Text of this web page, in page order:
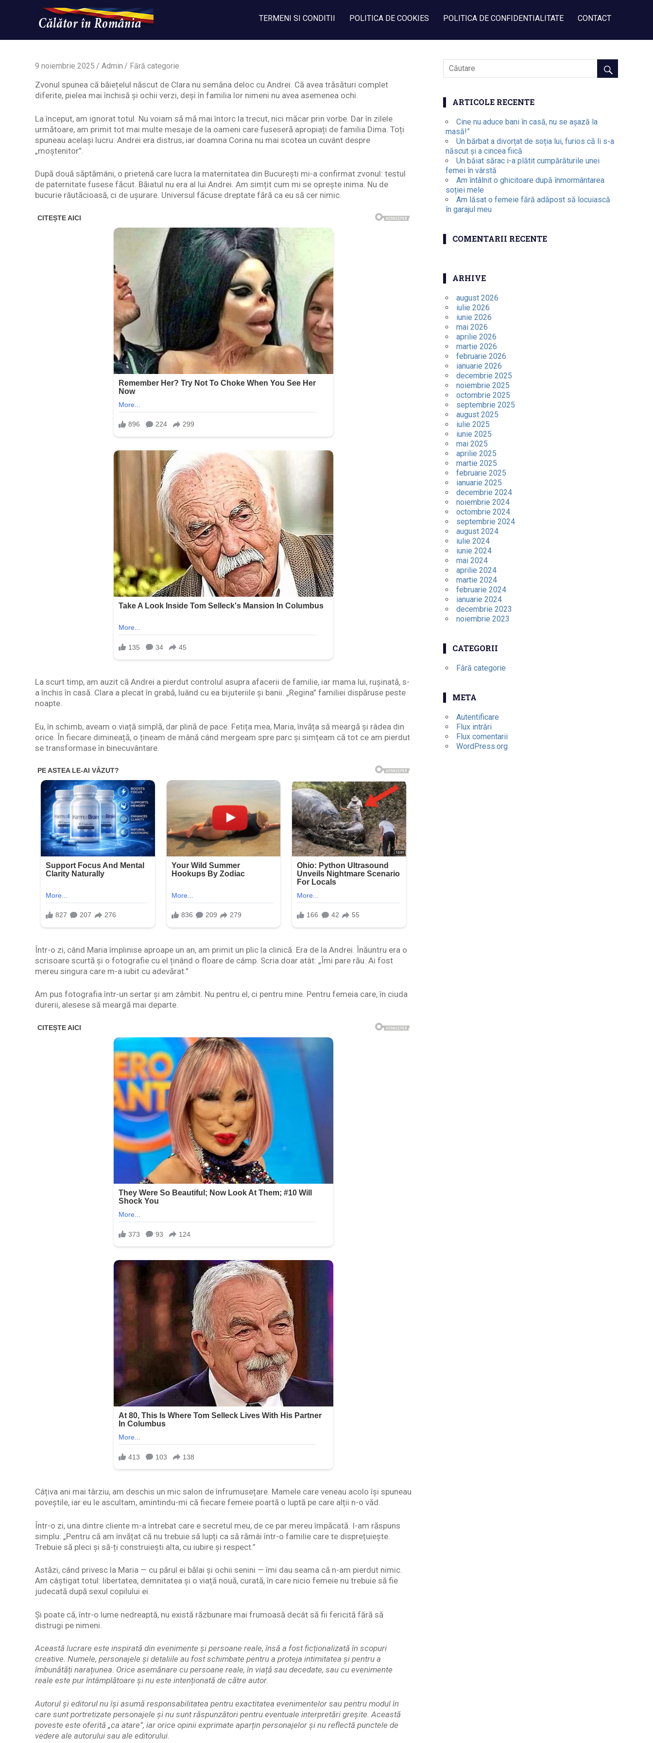
Calatorinromania
WordPress
TERMENI SI CONDITII POLITICA DE COOKIES POLITICA DE CONFIDENTIALITATE CONTACT
9 noiembrie 2025 Admin Fără categorie
Zvonul spunea că băiețelul născut de Clara nu semăna deloc cu Andrei. Că avea trăsături complet
diferite, pielea mai închisă și ochii verzi, deși în familia lor nimeni nu avea asemenea ochi.
La început, am ignorat totul. Nu voiam să mă mai întorc la trecut, nici măcar prin vorbe. Dar în zilele
următoare, am primit tot mai multe mesaje de la oameni care fuseseră apropiați de familia Dima. Toți
spuneau același lucru: Andrei era distrus, iar doamna Corina nu mai scotea un cuvânt despre
„moștenitor”.
După două săptămâni, o prietenă care lucra la maternitatea din București mi-a confirmat zvonul: testul
de paternitate fusese făcut. Băiatul nu era al lui Andrei. Am simțit cum mi se oprește inima. Nu de
bucurie răutăcioasă, ci de ușurare. Universul făcuse dreptate fără ca eu să cer nimic.
La scurt timp, am auzit că Andrei a pierdut controlul asupra afacerii de familie, iar mama lui, rușinată, s-
a închis în casă. Clara a plecat în grabă, luând cu ea bijuteriile și banii. „Regina” familiei dispăruse peste
noapte.
Eu, în schimb, aveam o viață simplă, dar plină de pace. Fetița mea, Maria, învăța să meargă și râdea din
orice. În fiecare dimineață, o țineam de mână când mergeam spre parc și simțeam că tot ce am pierdut
se transformase în binecuvântare.
Într-o zi, când Maria împlinise aproape un an, am primit un plic la clinică. Era de la Andrei. Înăuntru era o
scrisoare scurtă și o fotografie cu el ținând o floare de câmp. Scria doar atât: „Îmi pare rău. Ai fost
mereu singura care m-a iubit cu adevărat.”
Am pus fotografia într-un sertar și am zâmbit. Nu pentru el, ci pentru mine. Pentru femeia care, în ciuda
durerii, alesese să meargă mai departe.
Câțiva ani mai târziu, am deschis un mic salon de înfrumusețare. Mamele care veneau acolo își spuneau
poveștile, iar eu le ascultam, amintindu-mi că fiecare femeie poartă o luptă pe care alții n-o văd.
Într-o zi, una dintre cliente m-a întrebat care e secretul meu, de ce par mereu împăcată. I-am răspuns
simplu: „Pentru că am învățat că nu trebuie să lupți ca să rămâi într-o familie care te disprețuiește.
Trebuie să pleci și să-ți construiești alta, cu iubire și respect.”
Astăzi, când privesc la Maria — cu părul ei bălai și ochii senini — îmi dau seama că n-am pierdut nimic.
Am câștigat totul: libertatea, demnitatea și o viață nouă, curată, în care nicio femeie nu trebuie să fie
judecată după sexul copilului ei.
Și poate că, într-o lume nedreaptă, nu există răzbunare mai frumoasă decât să fii fericită fără să
distrugi pe nimeni.
Această lucrare este inspirată din evenimente și persoane reale, însă a fost ficționalizată în scopuri
creative. Numele, personajele și detaliile au fost schimbate pentru a proteja intimitatea și pentru a
îmbunătăți narațiunea. Orice asemănare cu persoane reale, în viață sau decedate, sau cu evenimente
reale este pur întâmplătoare și nu este intenționată de către autor.
Autorul și editorul nu își asumă responsabilitatea pentru exactitatea evenimentelor sau pentru modul în
care sunt portretizate personajele și nu sunt răspunzători pentru eventuale interpretări greșite. Această
poveste este oferită „ca atare”, iar orice opinii exprimate aparțin personajelor și nu reflectă punctele de
vedere ale autorului sau ale editorului.
ARTICOLE RECENTE
Cine nu aduce bani în casă, nu se așază la
masă!”
Un bărbat a divorțat de soția lui, furios că li s-a
născut și a cincea fiică
Un băiat sărac i-a plătit cumpărăturile unei
femei în vârstă
Am întâlnit o ghicitoare după înmormântarea
soției mele
Am lăsat o femeie fără adăpost să locuiască
în garajul meu
COMENTARII RECENTE
ARHIVE
august 2026
iulie 2026
iunie 2026
mai 2026
aprilie 2026
martie 2026
februarie 2026
ianuarie 2026
decembrie 2025
noiembrie 2025
octombrie 2025
septembrie 2025
august 2025
iulie 2025
iunie 2025
mai 2025
aprilie 2025
martie 2025
februarie 2025
ianuarie 2025
decembrie 2024
noiembrie 2024
octombrie 2024
septembrie 2024
august 2024
iulie 2024
iunie 2024
mai 2024
aprilie 2024
martie 2024
februarie 2024
ianuarie 2024
decembrie 2023
noiembrie 2023
CATEGORII
Fără categorie
META
Autentificare
Flux intrări
Flux comentarii
WordPress.org